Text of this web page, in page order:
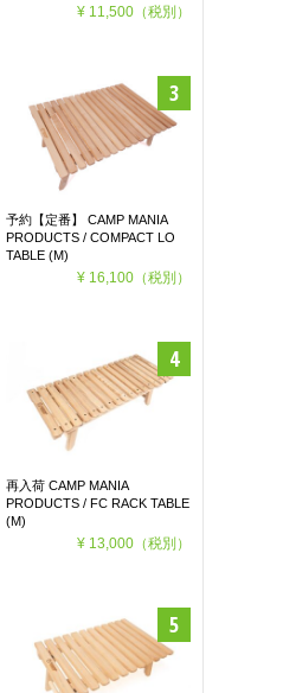
¥ 11,500（税別）
予約【定番】 CAMP MANIA
PRODUCTS / COMPACT LO
TABLE (M)
¥ 16,100（税別）
再入荷 CAMP MANIA
PRODUCTS / FC RACK TABLE
(M)
¥ 13,000（税別）